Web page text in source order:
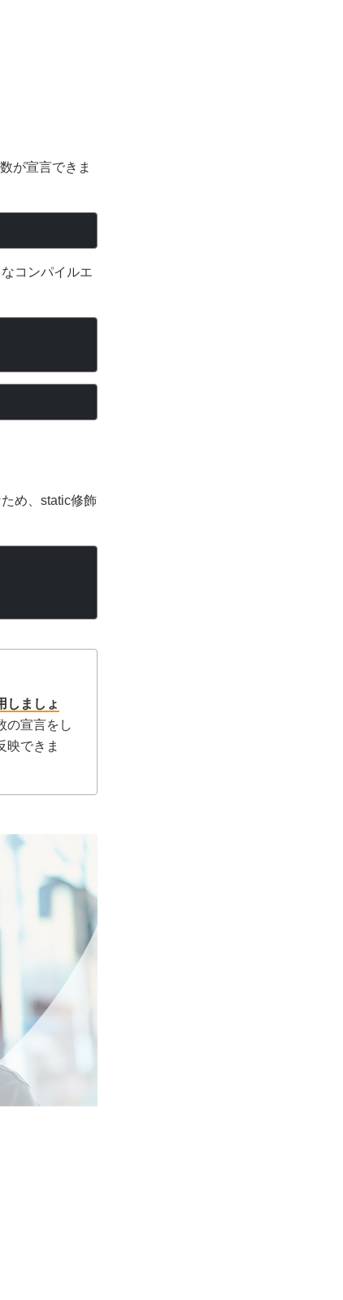
が宣言できま
コンパイルエ
め、static修飾
しましょ
の宣言をし
映できま